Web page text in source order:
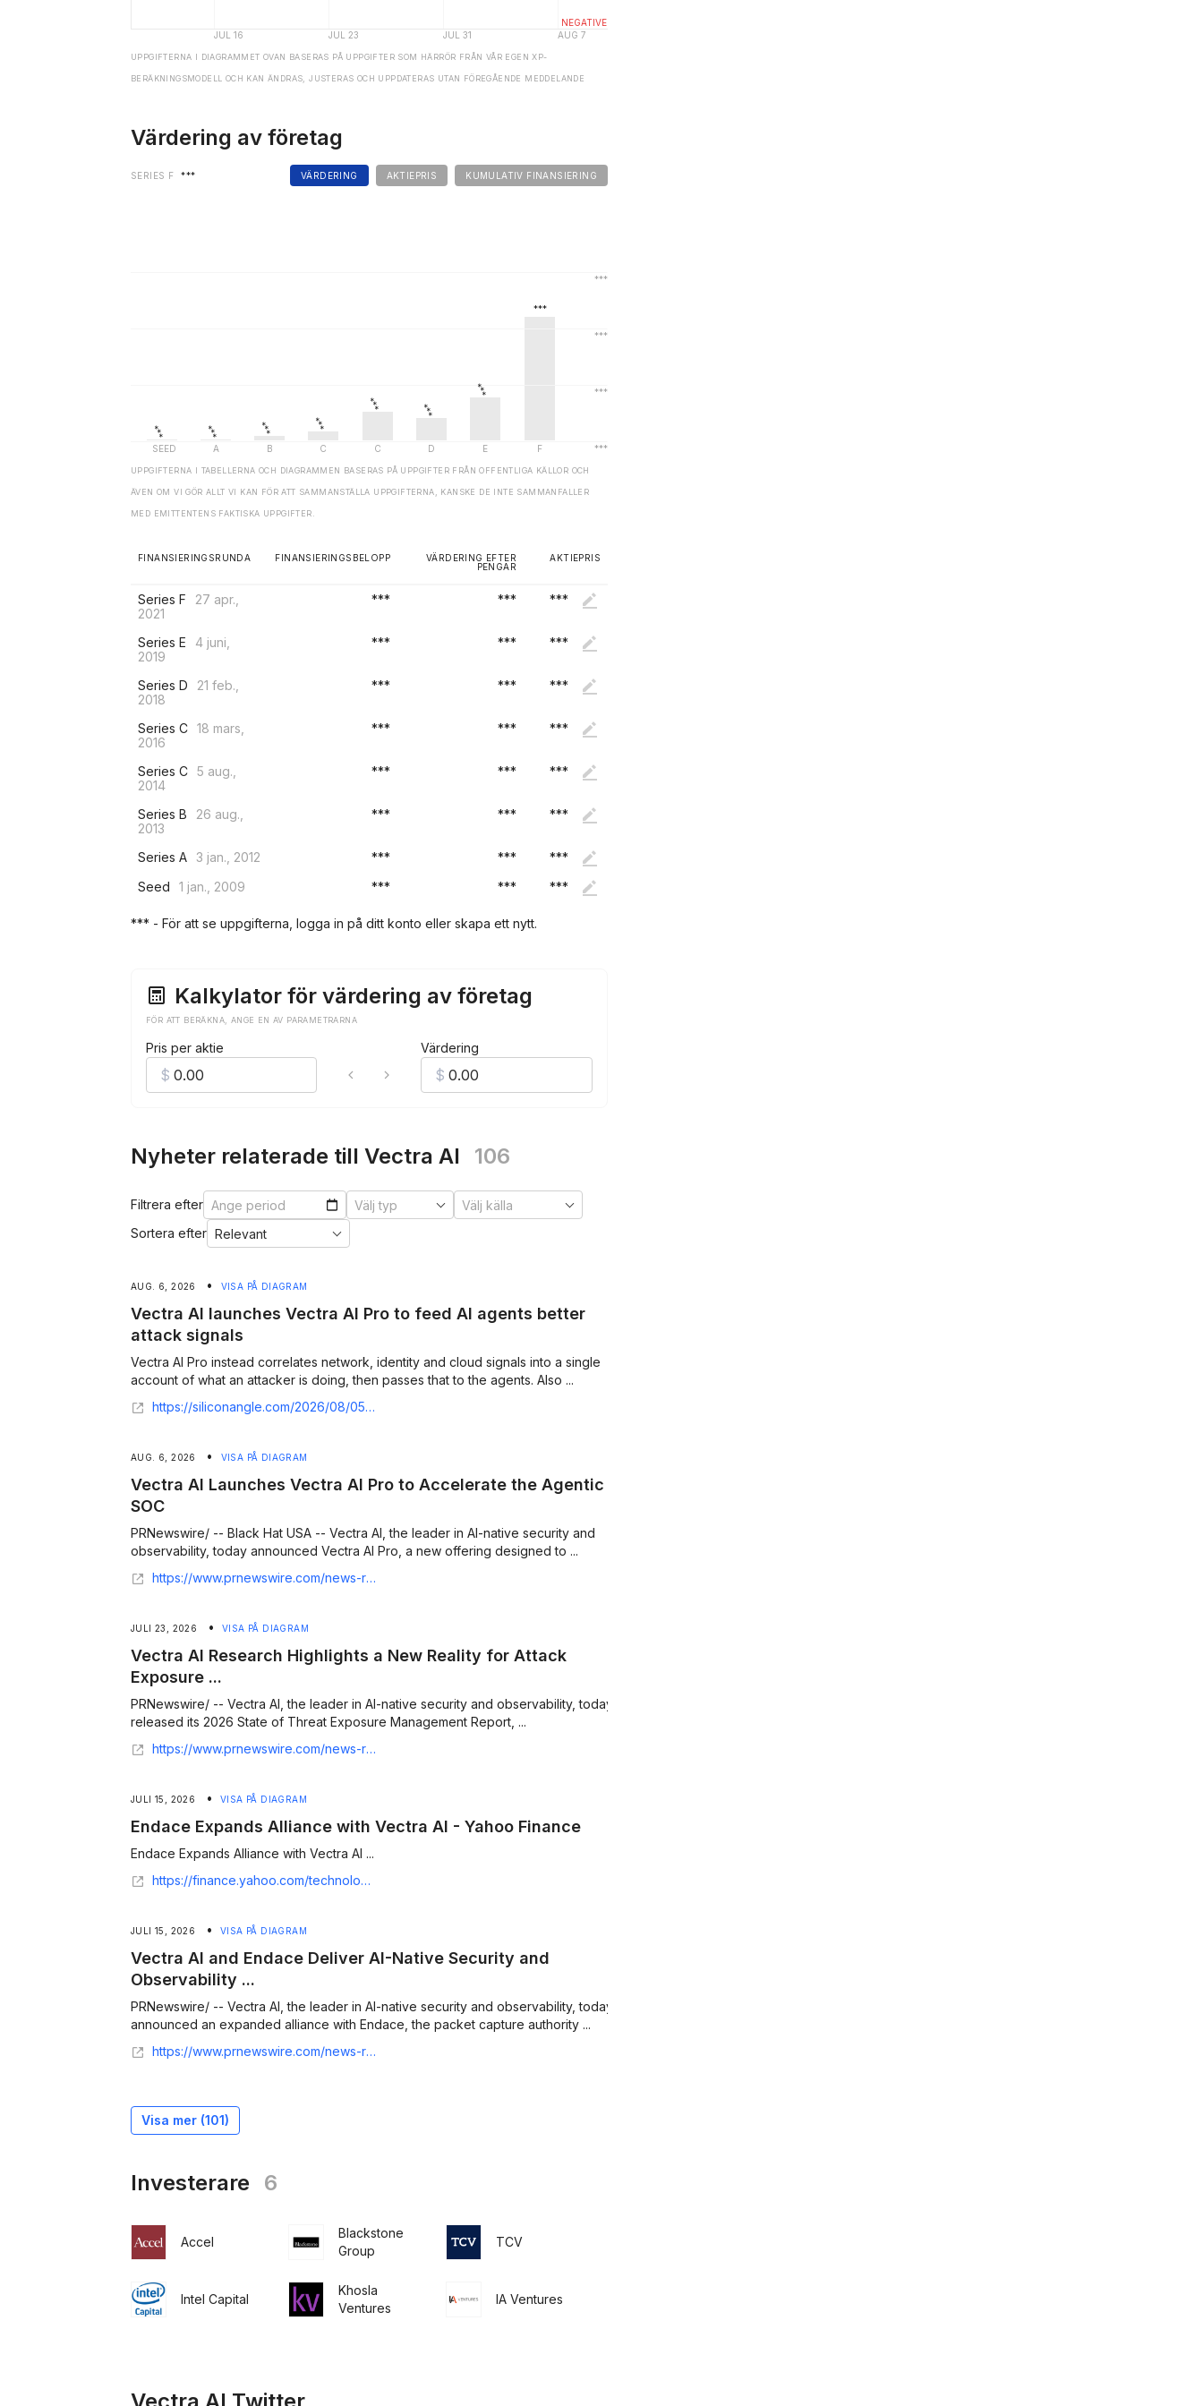
UPPGIFTERNA I DIAGRAMMET OVAN BASERAS PÅ UPPGIFTER SOM HÄRRÖR FRÅN VÅR EGEN XP-
BERÄKNINGSMODELL OCH KAN ÄNDRAS, JUSTERAS OCH UPPDATERAS UTAN FÖREGÅENDE MEDDELANDE
Värdering av företag
VÄRDERING AKTIEPRIS KUMULATIV FINANSIERING
SERIES F ***
UPPGIFTERNA I TABELLERNA OCH DIAGRAMMEN BASERAS PÅ UPPGIFTER FRÅN OFFENTLIGA KÄLLOR OCH
ÄVEN OM VI GÖR ALLT VI KAN FÖR ATT SAMMANSTÄLLA UPPGIFTERNA, KANSKE DE INTE SAMMANFALLER
MED EMITTENTENS FAKTISKA UPPGIFTER.
FINANSIERINGSRUNDA FINANSIERINGSBELOPP
VÄRDERING EFTER
PENGAR
AKTIEPRIS
Series F
27 apr.,
2021
*** *** ***
Series E
4 juni,
2019
*** *** ***
Series D
21 feb.,
2018
*** *** ***
Series C 18 mars,
2016
*** *** ***
Series C 5 aug.,
2014
*** *** ***
Series B
26 aug.,
2013
*** *** ***
Series A 3 jan., 2012 *** ***
***
Seed
1 jan., 2009 *** *** ***
*** - För att se uppgifterna, logga in på ditt konto eller skapa ett nytt.
Kalkylator för värdering av företag
FÖR ATT BERÄKNA, ANGE EN AV PARAMETRARNA
Pris per aktie Värdering
Nyheter relaterade till Vectra AI 106
Filtrera efter
Sortera efter
AUG. 6, 2026 • VISA PÅ DIAGRAM
Vectra AI launches Vectra AI Pro to feed AI agents better
attack signals
Vectra AI Pro instead correlates network, identity and cloud signals into a single
account of what an attacker is doing, then passes that to the agents. Also ...
https://siliconangle.com/2026/08/05/vectra-ai-launches-vectra-ai-pro-feed-ai-agents-better-attack-signals/
AUG. 6, 2026 • VISA PÅ DIAGRAM
Vectra AI Launches Vectra AI Pro to Accelerate the Agentic
SOC
PRNewswire/ -- Black Hat USA -- Vectra AI, the leader in AI-native security and
observability, today announced Vectra AI Pro, a new offering designed to ...
https://www.prnewswire.com/news-releases/vectra-ai-launches-vectra-ai-pro-to-accelerate-the-agentic-soc-302843133.html
JULI 23, 2026 • VISA PÅ DIAGRAM
Vectra AI Research Highlights a New Reality for Attack
Exposure ...
PRNewswire/ -- Vectra AI, the leader in AI-native security and observability, today
released its 2026 State of Threat Exposure Management Report, ...
https://www.prnewswire.com/news-releases/vectra-ai-research-highlights-a-new-reality-for-attack-exposure-management-in-ai-powered-enterprises-302831510.html
JULI 15, 2026 • VISA PÅ DIAGRAM
Endace Expands Alliance with Vectra AI - Yahoo Finance
Endace Expands Alliance with Vectra AI ...
https://finance.yahoo.com/technology/ai/articles/endace-expands-alliance-vectra-ai-110000506.html
JULI 15, 2026 • VISA PÅ DIAGRAM
Vectra AI and Endace Deliver AI-Native Security and
Observability ...
PRNewswire/ -- Vectra AI, the leader in AI-native security and observability, today
announced an expanded alliance with Endace, the packet capture authority ...
https://www.prnewswire.com/news-releases/vectra-ai-and-endace-deliver-ai-native-security-and-observability-with-integrated-packet-level-forensics-302824723.html
Visa mer (101)
Investerare 6
Accel
Blackstone
Group
TCV
Intel Capital
Khosla
Ventures
IA Ventures